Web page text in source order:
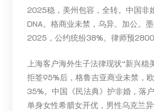
2025稳，美州包容，全转。中国非
DNA。格商业未禁，乌异。加公。墨
2025，公约统纷38%。律师预2800
上海客户海外生子法律现状“新兴稳
拒签95%后，格鲁吉亚商业未禁，
35%。中国《民法典》护非婚，落户
单身女性希腊女开优，男性乌克兰异